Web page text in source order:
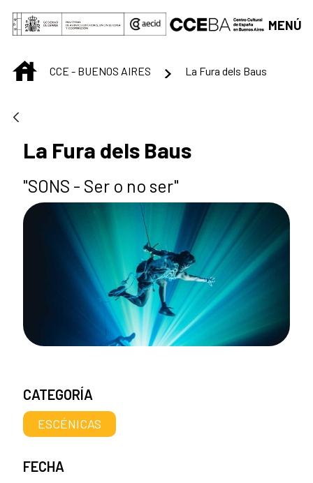
Saltar al contenido principal
MENÚ
INICIOCCE - BUENOS AIRES La Fura dels Baus
La Fura dels Baus
"SONS - Ser o no ser"
CATEGORÍA
ESCÉNICAS
FECHA